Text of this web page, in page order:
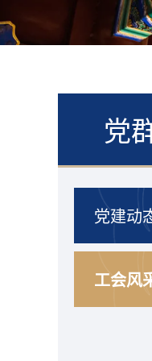
党
党建动
工会风